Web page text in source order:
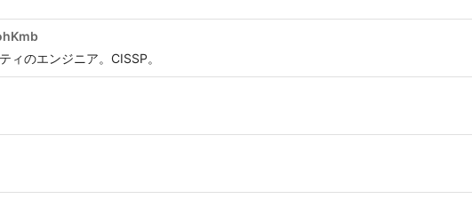
ィのエンジニア。CISSP。